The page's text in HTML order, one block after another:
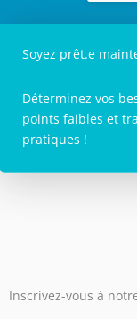
Soyez prêt.e
Déterminez vos
points faibles et
pratiques !
Inscrivez-vous à